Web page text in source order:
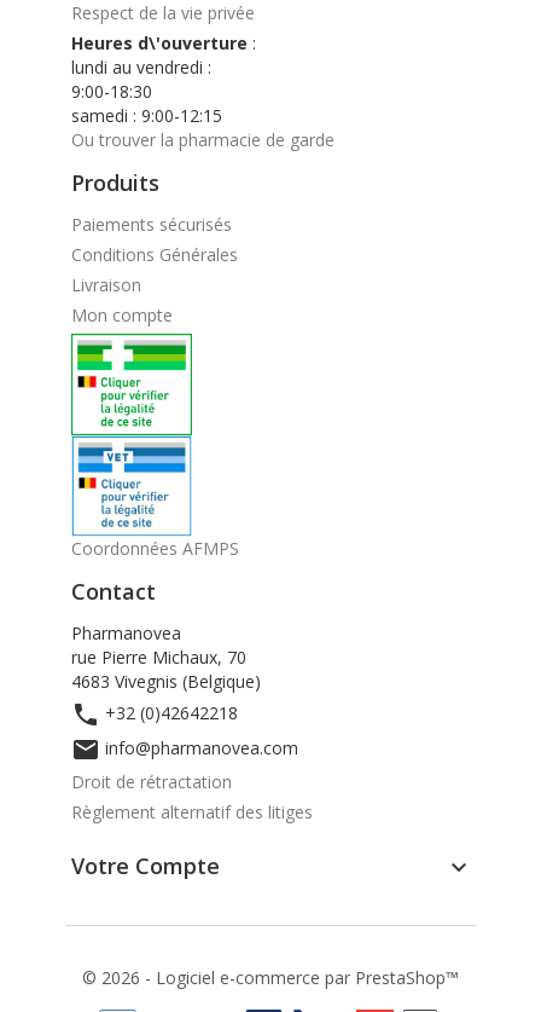
Respect de la vie privée
Heures d\'ouverture :
lundi au vendredi :
9:00-18:30
samedi : 9:00-12:15
Ou trouver la pharmacie de garde
Produits
Paiements sécurisés
Conditions Générales
Livraison
Mon compte
Coordonnées AFMPS
Contact
Pharmanovea
rue Pierre Michaux, 70
4683 Vivegnis (Belgique)
 +32 (0)42642218
 info@pharmanovea.com
Droit de rétractation
Règlement alternatif des litiges
Votre Compte 
© 2026 - Logiciel e-commerce par PrestaShop™